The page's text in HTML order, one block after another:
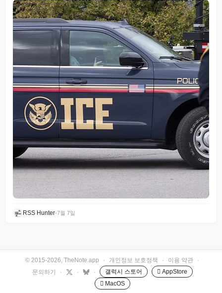
RSS Hunter•7월 7일
© 2015-2026, TheNote.app · 개인정보 보호정책 · 이용 약관
·
문의하기
· · · 갤럭시 스토어
 AppStore
 MacOS